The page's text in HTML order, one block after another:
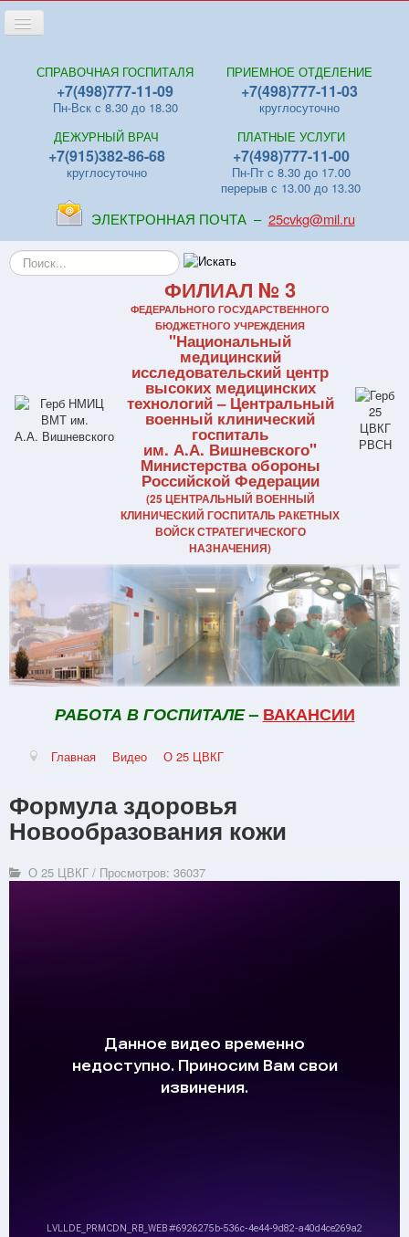
Переключить
навигацию
Новости
Отделения
Поликлиники
Контакты
Видео
СПРАВОЧНАЯ ГОСПИТАЛЯ
+7(498)777-11-09
Пн-Вск с 8.30 до 18.30
ПРИЕМНОЕ ОТДЕЛЕНИЕ
+7(498)777-11-03
круглосуточно
ДЕЖУРНЫЙ ВРАЧ
+7(915)382-86-68
круглосуточно
ПЛАТНЫЕ УСЛУГИ
+7(498)777-11-00
Пн-Пт с 8.30 до 17.00
перерыв с 13.00 до 13.30
ЭЛЕКТРОННАЯ ПОЧТА – 25cvkg@mil.ru
Искать...
ФИЛИАЛ № 3
ФЕДЕРАЛЬНОГО ГОСУДАРСТВЕННОГО
БЮДЖЕТНОГО УЧРЕЖДЕНИЯ
"Национальный
медицинский
исследовательский центр
высоких медицинских
технологий – Центральный
военный клинический
госпиталь
им. А.А. Вишневского"
Министерства обороны
Российской Федерации
(25 ЦЕНТРАЛЬНЫЙ ВОЕННЫЙ
КЛИНИЧЕСКИЙ ГОСПИТАЛЬ РАКЕТНЫХ
ВОЙСК СТРАТЕГИЧЕСКОГО
НАЗНАЧЕНИЯ)
РАБОТА В ГОСПИТАЛЕ– ВАКАНСИИ
Главная Видео О 25 ЦВКГ
Формула здоровья
Новообразования кожи
О 25 ЦВКГ / Просмотров: 36037